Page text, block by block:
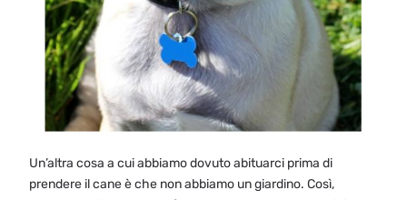
Un’altra cosa a cui abbiamo dovuto abituarci prima di
prendere il cane è che non abbiamo un giardino. Così,